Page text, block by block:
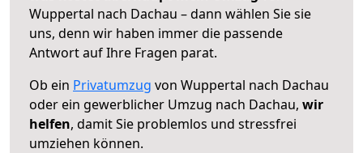
Wuppertal nach Dachau – dann wählen Sie sie
uns, denn wir haben immer die passende
Antwort auf Ihre Fragen parat.
Ob ein Privatumzug von Wuppertal nach Dachau
oder ein gewerblicher Umzug nach Dachau, wir
helfen, damit Sie problemlos und stressfrei
umziehen können.